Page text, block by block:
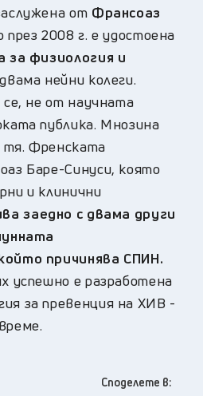
от Франсоаз
през 2008 г. е удостоена
за физиология и
нейни колеги.
се, не от научната
публика. Мнозина
тя. Френската
Баре-Синуси, която
и клинични
заедно с двама други
причинява СПИН.
успешно е разработена
за превенция на ХИВ -
Споделете в: